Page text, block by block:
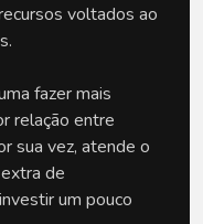
voltados ao
fazer mais
relação entre
sua vez, atende o
de
um pouco